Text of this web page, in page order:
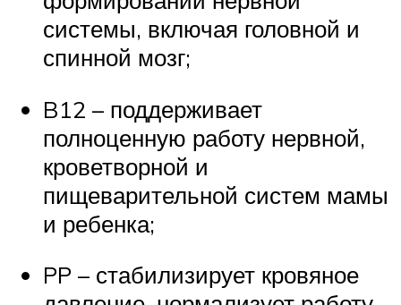
системы, включая головной и
спинной мозг;
B12 – поддерживает
полноценную работу нервной,
кроветворной и
пищеварительной систем мамы
и ребенка;
PP – стабилизирует кровяное